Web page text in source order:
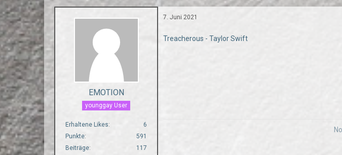
EMOTION
younggay User
Erhaltene Likes
6
Punkte
591
Beiträge
117
7. Juni 2021
Treacherous - Taylor Swift